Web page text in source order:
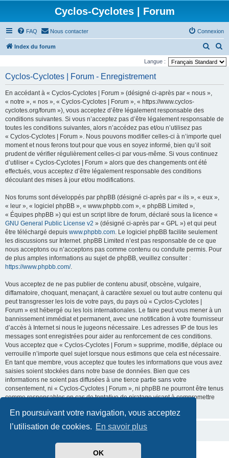
En poursuivant votre navigation, vous acceptez
l’utilisation de cookies. En savoir plus
OK
Cyclos-Cyclotes | Forum
FAQ Nous contacter Connexion
Index du forum
e
e
e
c
r
Langue :
Cyclos-Cyclotes | Forum - Enregistrement
En accédant à « Cyclos-Cyclotes | Forum » (désigné ci-après par « nous »,
« notre », « nos », « Cyclos-Cyclotes | Forum », « https://www.cyclos-
cyclotes.org/forum »), vous acceptez d’être légalement responsable des
conditions suivantes. Si vous n’acceptez pas d’être légalement responsable de
toutes les conditions suivantes, alors n’accédez pas et/ou n’utilisez pas
« Cyclos-Cyclotes | Forum ». Nous pouvons modifier celles-ci à n’importe quel
moment et nous ferons tout pour que vous en soyez informé, bien qu’il soit
prudent de vérifier régulièrement celles-ci par vous-même. Si vous continuez
d’utiliser « Cyclos-Cyclotes | Forum » alors que des changements ont été
effectués, vous acceptez d’être légalement responsable des conditions
découlant des mises à jour et/ou modifications.
Nos forums sont développés par phpBB (désigné ci-après par « ils », « eux »,
« leur », « logiciel phpBB », « www.phpbb.com », « phpBB Limited »,
« Équipes phpBB ») qui est un script libre de forum, déclaré sous la licence «
GNU General Public License v2 » (désigné ci-après par « GPL ») et qui peut
être téléchargé depuis www.phpbb.com. Le logiciel phpBB facilite seulement
les discussions sur Internet. phpBB Limited n’est pas responsable de ce que
nous acceptons ou n’acceptons pas comme contenu ou conduite permis. Pour
de plus amples informations au sujet de phpBB, veuillez consulter :
https://www.phpbb.com/.
Vous acceptez de ne pas publier de contenu abusif, obscène, vulgaire,
diffamatoire, choquant, menaçant, à caractère sexuel ou tout autre contenu qui
peut transgresser les lois de votre pays, du pays où « Cyclos-Cyclotes |
Forum » est hébergé ou les lois internationales. Le faire peut vous mener à un
bannissement immédiat et permanent, avec une notification à votre fournisseur
d’accès à Internet si nous le jugeons nécessaire. Les adresses IP de tous les
messages sont enregistrées pour aider au renforcement de ces conditions.
Vous acceptez que « Cyclos-Cyclotes | Forum » supprime, modifie, déplace ou
verrouille n’importe quel sujet lorsque nous estimons que cela est nécessaire.
En tant que membre, vous acceptez que toutes les informations que vous avez
saisies soient stockées dans notre base de données. Bien que ces
informations ne soient pas diffusées à une tierce partie sans votre
consentement, ni « Cyclos-Cyclotes | Forum », ni phpBB ne pourront être tenus
comme responsables en cas de tentative de piratage visant à compromettre
phpBB ® Forum Software © phpBB Limited